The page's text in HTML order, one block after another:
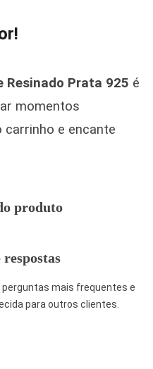
Prata 925 é
momentos
carrinho e encante
produto
perguntas mais frequentes e
para outros clientes.